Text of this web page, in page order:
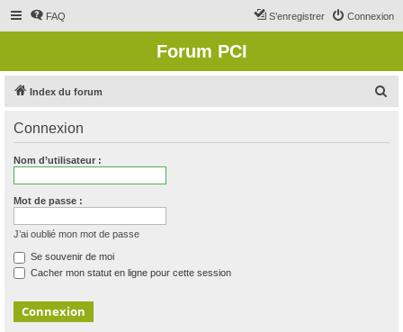
FAQ Connexion
S’enregistrer
Forum PCI
Index du forum
Connexion
Nom d’utilisateur :
Mot de passe :
J’ai oublié mon mot de passe
Se souvenir de moi
Cacher mon statut en ligne pour cette session